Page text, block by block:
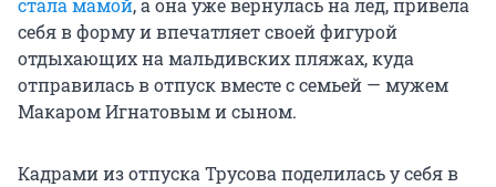
стала мамой, а она уже вернулась на лед, привела
себя в форму и впечатляет своей фигурой
отдыхающих на мальдивских пляжах, куда
отправилась в отпуск вместе с семьей — мужем
Макаром Игнатовым и сыном.
Кадрами из отпуска Трусова поделилась у себя в